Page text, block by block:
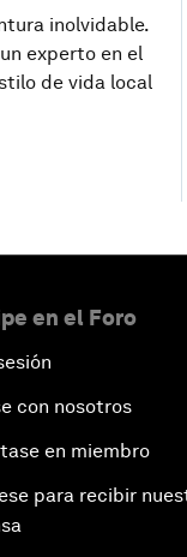
inolvidable.
experto en el
de vida local
en el Foro
con nosotros
en miembro
para recibir